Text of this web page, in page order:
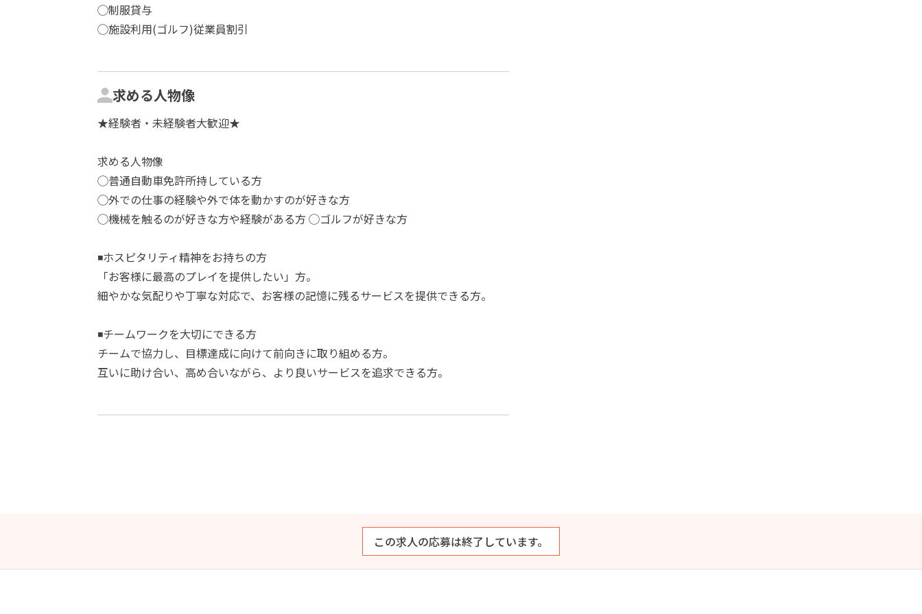
◯制服貸与
◯施設利用(ゴルフ)従業員割引
求める人物像
★経験者・未経験者大歓迎★
求める人物像
◯普通自動車免許所持している方
◯外での仕事の経験や外で体を動かすのが好きな方
◯機械を触るのが好きな方や経験がある方 ◯ゴルフが好きな方
◾️ホスピタリティ精神をお持ちの方
「お客様に最高のプレイを提供したい」方。
細やかな気配りや丁寧な対応で、お客様の記憶に残るサービスを提供できる方。
◾️チームワークを大切にできる方
チームで協力し、目標達成に向けて前向きに取り組める方。
互いに助け合い、高め合いながら、より良いサービスを追求できる方。
この求人の応募は終了しています。